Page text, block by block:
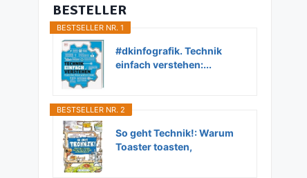
BESTELLER
BESTSELLER NR. 1
#dkinfografik. Technik
einfach verstehen:...
BESTSELLER NR. 2
So geht Technik!: Warum
Toaster toasten,